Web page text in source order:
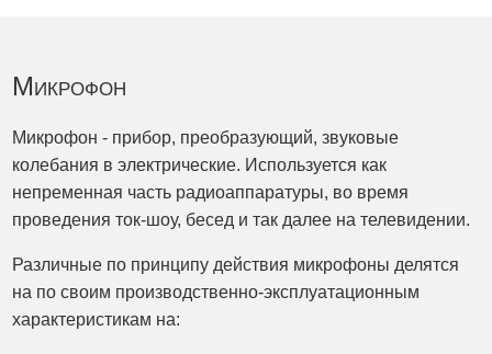
Микрофон
Микрофон - прибор, преобразующий, звуковые
колебания в электрические. Используется как
непременная часть радиоаппаратуры, во время
проведения ток-шоу, бесед и так далее на телевидении.
Различные по принципу действия микрофоны делятся
на по своим производственно-эксплуатационным
характеристикам на: